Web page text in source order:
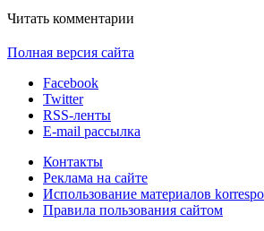
Читать комментарии
Полная версия сайта
Facebook
Twitter
RSS-ленты
E-mail рассылка
Контакты
Реклама на сайте
Использование материалов
Правила пользования сайтом